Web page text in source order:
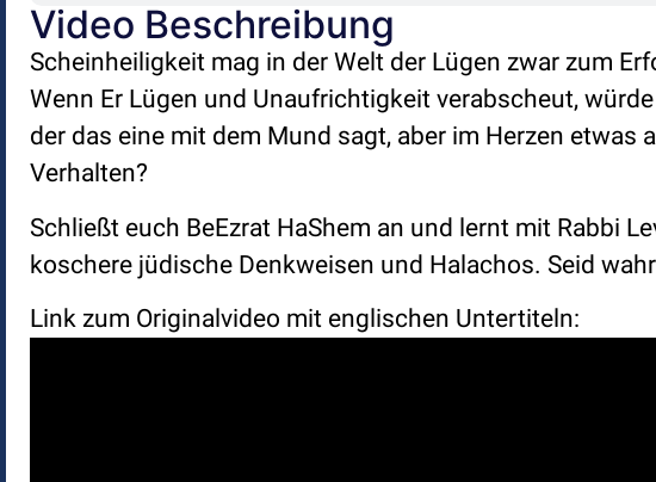
Video Beschreibung
Scheinheiligkeit mag in der Welt der Lügen zwar zum
Wenn Er Lügen und Unaufrichtigkeit verabscheut,
der das eine mit dem Mund sagt, aber im Herzen etwas
Verhalten?
Schließt euch BeEzrat HaShem an und lernt mit Rabbi
koschere jüdische Denkweisen und Halachos. Seid
Link zum Originalvideo mit englischen Untertiteln: